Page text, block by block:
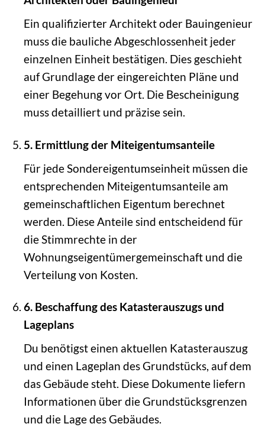
Ein qualifizierter Architekt oder Bauingenieur
muss die bauliche Abgeschlossenheit jeder
einzelnen Einheit bestätigen. Dies geschieht
auf Grundlage der eingereichten Pläne und
einer Begehung vor Ort. Die Bescheinigung
muss detailliert und präzise sein.
5. Ermittlung der Miteigentumsanteile
Für jede Sondereigentumseinheit müssen die
entsprechenden Miteigentumsanteile am
gemeinschaftlichen Eigentum berechnet
werden. Diese Anteile sind entscheidend für
die Stimmrechte in der
Wohnungseigentümergemeinschaft und die
Verteilung von Kosten.
6. Beschaffung des Katasterauszugs und
Lageplans
Du benötigst einen aktuellen Katasterauszug
und einen Lageplan des Grundstücks, auf dem
das Gebäude steht. Diese Dokumente liefern
Informationen über die Grundstücksgrenzen
und die Lage des Gebäudes.